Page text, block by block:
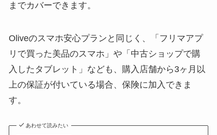
までカバーできます。
Oliveのスマホ安心プランと同じく、「フリマアプ
リで買った美品のスマホ」や「中古ショップで購
入したタブレット」なども、購入店舗から3ヶ月以
上の保証が付いている場合、保険に加入できま
す。
あわせて読みたい